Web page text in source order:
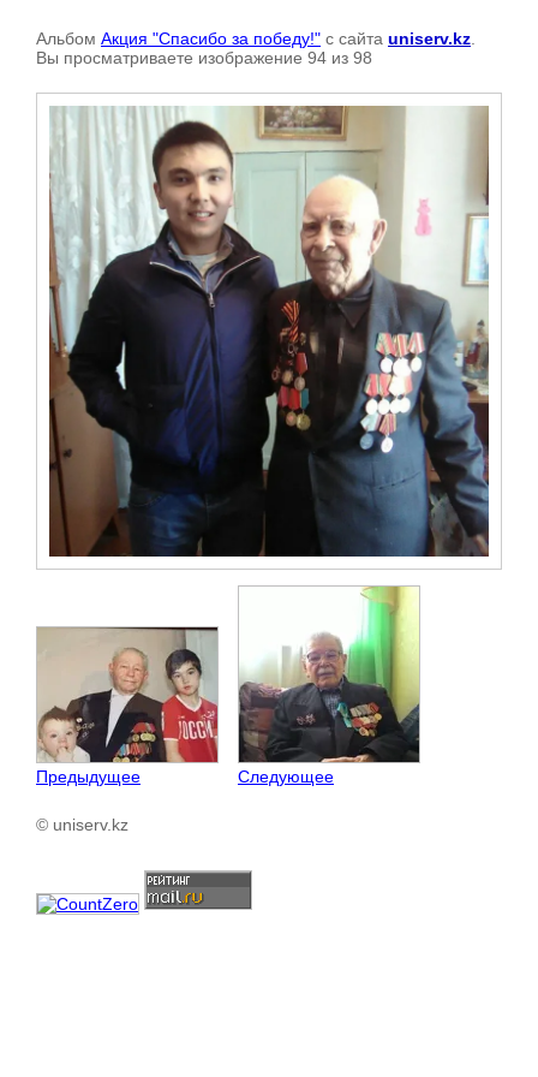
Альбом Акция "Спасибо за победу!" с сайта uniserv.kz
Вы просматриваете изображение 94 из 98
Предыдущее Следующее
© uniserv.kz